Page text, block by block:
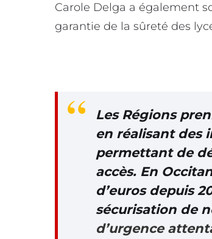
Carole Delga a également
garantie de la sûreté des
Les Régions
en réalisant des
permettant de
accès. En
d’euros depuis
sécurisation de
d’urgence